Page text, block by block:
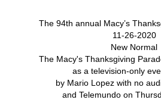
The 94th annual Macy’s
11-26-2020
New Normal
The Macy's Thanksgiving
as a television-only
by Mario Lopez with no
and Telemundo on